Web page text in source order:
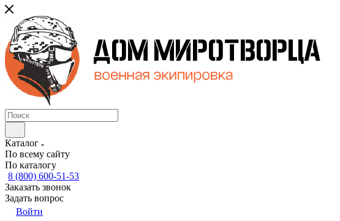
Каталог
По всему сайту
По каталогу
8 (800) 600-51-53
Заказать звонок
Задать вопрос
Войти